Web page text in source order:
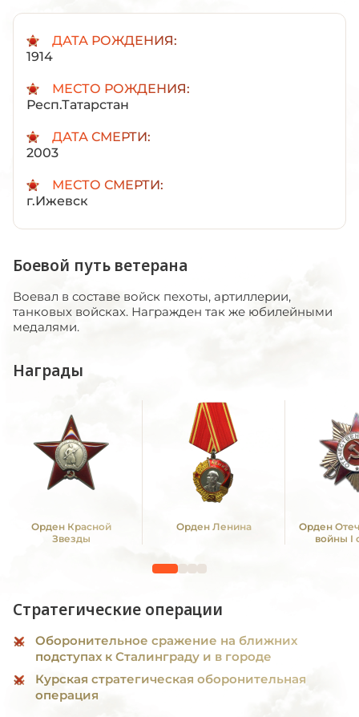
ДАТА РОЖДЕНИЯ:
1914
МЕСТО РОЖДЕНИЯ:
Респ.Татарстан
ДАТА СМЕРТИ:
2003
МЕСТО СМЕРТИ:
г.Ижевск
Боевой путь ветерана
Воевал в составе войск пехоты, артиллерии,
танковых войсках. Награжден так же юбилейными
медалями.
Награды
Орден Красной
Звезды
Орден Ленина
Орден
войны I
Стратегические операции
Оборонительное сражение на ближних
подступах к Сталинграду и в городе
Курская стратегическая оборонительная
операция